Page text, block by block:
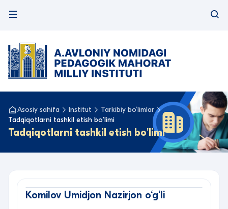
Asosiy sahifa Institut
Tarkibiy bo‘limlar
Tadqiqotlarni tashkil etish bo'limi
Tadqiqotlarni tashkil etish bo'limi
Komilov Umidjon Nazirjon o‘g‘li